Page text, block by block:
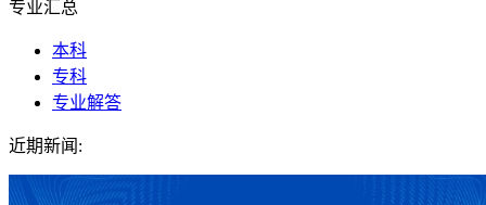
专业汇总
本科
专科
专业解答
近期新闻: